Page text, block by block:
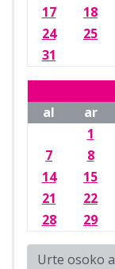
17
18
24
25
31
al
ar
1
7
8
14
15
21
22
28
29
Urte osoko